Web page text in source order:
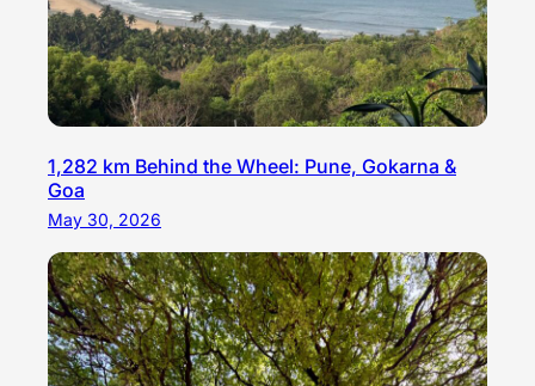
1,282 km Behind the Wheel: Pune, Gokarna &
Goa
May 30, 2026